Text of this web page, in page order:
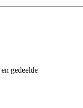
gedeelde